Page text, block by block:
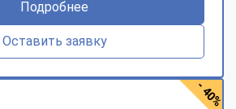
Подробнее
Оставить заявку
- 40%